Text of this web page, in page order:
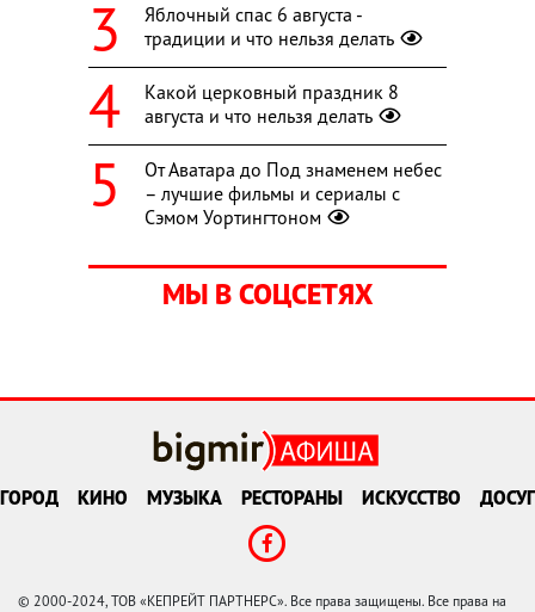
Яблочный спас 6 августа -
традиции и что нельзя делать
Какой церковный праздник 8
августа и что нельзя делать
От Аватара до Под знаменем небес
– лучшие фильмы и сериалы с
Сэмом Уортингтоном
МЫ В СОЦСЕТЯХ
ГОРОД КИНО МУЗЫКА РЕСТОРАНЫ ИСКУССТВО ДОСУГ
© 2000-2024, ТОВ «КЕПРЕЙТ ПАРТНЕРС». Все права защищены. Все права на